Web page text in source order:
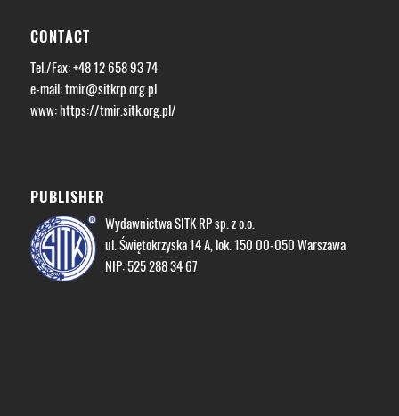
CONTACT
Tel./Fax: +48 12 658 93 74
e-mail:tmir@sitkrp.org.pl
www: https://tmir.sitk.org.pl/
PUBLISHER
Wydawnictwa SITK RP sp. z o.o.
ul. Świętokrzyska 14 A, lok. 150 00-050 Warszawa
NIP: 525 288 34 67